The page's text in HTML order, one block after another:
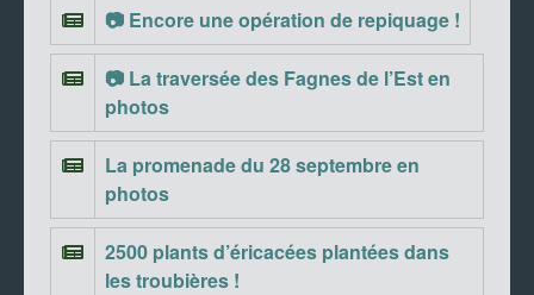
📷 Encore une opération de repiquage !
📷 La traversée des Fagnes de l’Est en
photos
La promenade du 28 septembre en
photos
2500 plants d’éricacées plantées dans
les troubières !